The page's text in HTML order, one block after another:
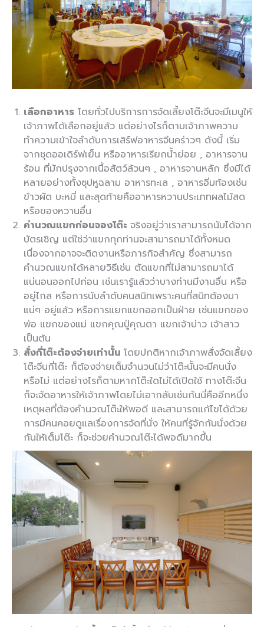
เลือกอาหาร โดยทั่วไปบริการการจัดเลี้ยงโต๊ะจีนจะมีเมนูให้
เจ้าภาพได้เลือกอยู่แล้ว แต่อย่างไรก็ตามเจ้าภาพความ
ทำความเข้าใจลำดับการเสิร์ฟอาหารจีนคร่าวๆ ดังนี้ เริ่ม
จากชุดออเดิร์ฟเย็น หรืออาหารเรียกน้ำย่อย , อาหารจาน
ร้อน ที่มักปรุงจากเนื้อสัตว์ล้วนๆ , อาหารจานหลัก ซึ่งมีได้
หลายอย่างทั้งซุปหูฉลาม อาหารทะเล , อาหารอิ่มท้องเช่น
ข้าวผัด บะหมี่ และสุดท้ายคืออาหารหวานประเภทผลไม้สด
หรือของหวานอื่น
คำนวณแขกก่อนจองโต๊ะ จริงอยู่ว่าเราสามารถนับได้จาก
บัตรเชิญ แต่ใช่ว่าแขกทุกท่านจะสามารถมาได้ทั้งหมด
เนื่องจากอาจจะติดงานหรือภารกิจสำคัญ ซึ่งสามารถ
คำนวณแขกได้หลายวิธีเช่น ตัดแขกที่ไม่สามารถมาได้
แน่นอนออกไปก่อน เช่นเรารู้แล้วว่าบางท่านมีงานอื่น หรือ
อยู่ไกล หรือการนับลำดับคนสนิทเพราะคนที่สนิทต้องมา
แน่ๆ อยู่แล้ว หรือการแยกแขกออกเป็นฝ่าย เช่นแขกของ
พ่อ แขกของแม่ แขกคุณปู่คุณตา แขกเจ้าบ่าว เจ้าสาว
เป็นต้น
สั่งกี่โต๊ะต้องจ่ายเท่านั้น โดยปกติหากเจ้าภาพสั่งจัดเลี้ยง
โต๊ะจีนกี่โต๊ะ ก็ต้องจ่ายเต็มจำนวนไม่ว่าโต๊ะนั้นจะมีคนนั่ง
หรือไม่ แต่อย่างไรก็ตามหากโต๊ะใดไม่ได้เปิดใช้ ทางโต๊ะจีน
ก็จะจัดอาหารให้เจ้าภาพโดยไม่เอากลับเช่นกันนี่คืออีกหนึ่ง
เหตุผลที่ต้องคำนวณโต๊ะให้พอดี และสามารถแก้ไขได้ด้วย
การมีคนคอยดูแลเรื่องการจัดที่นั่ง ให้คนที่รู้จักกันนั่งด้วย
กันให้เต็มโต๊ะ ก็จะช่วยคำนวณโต๊ะได้พอดีมากขึ้น